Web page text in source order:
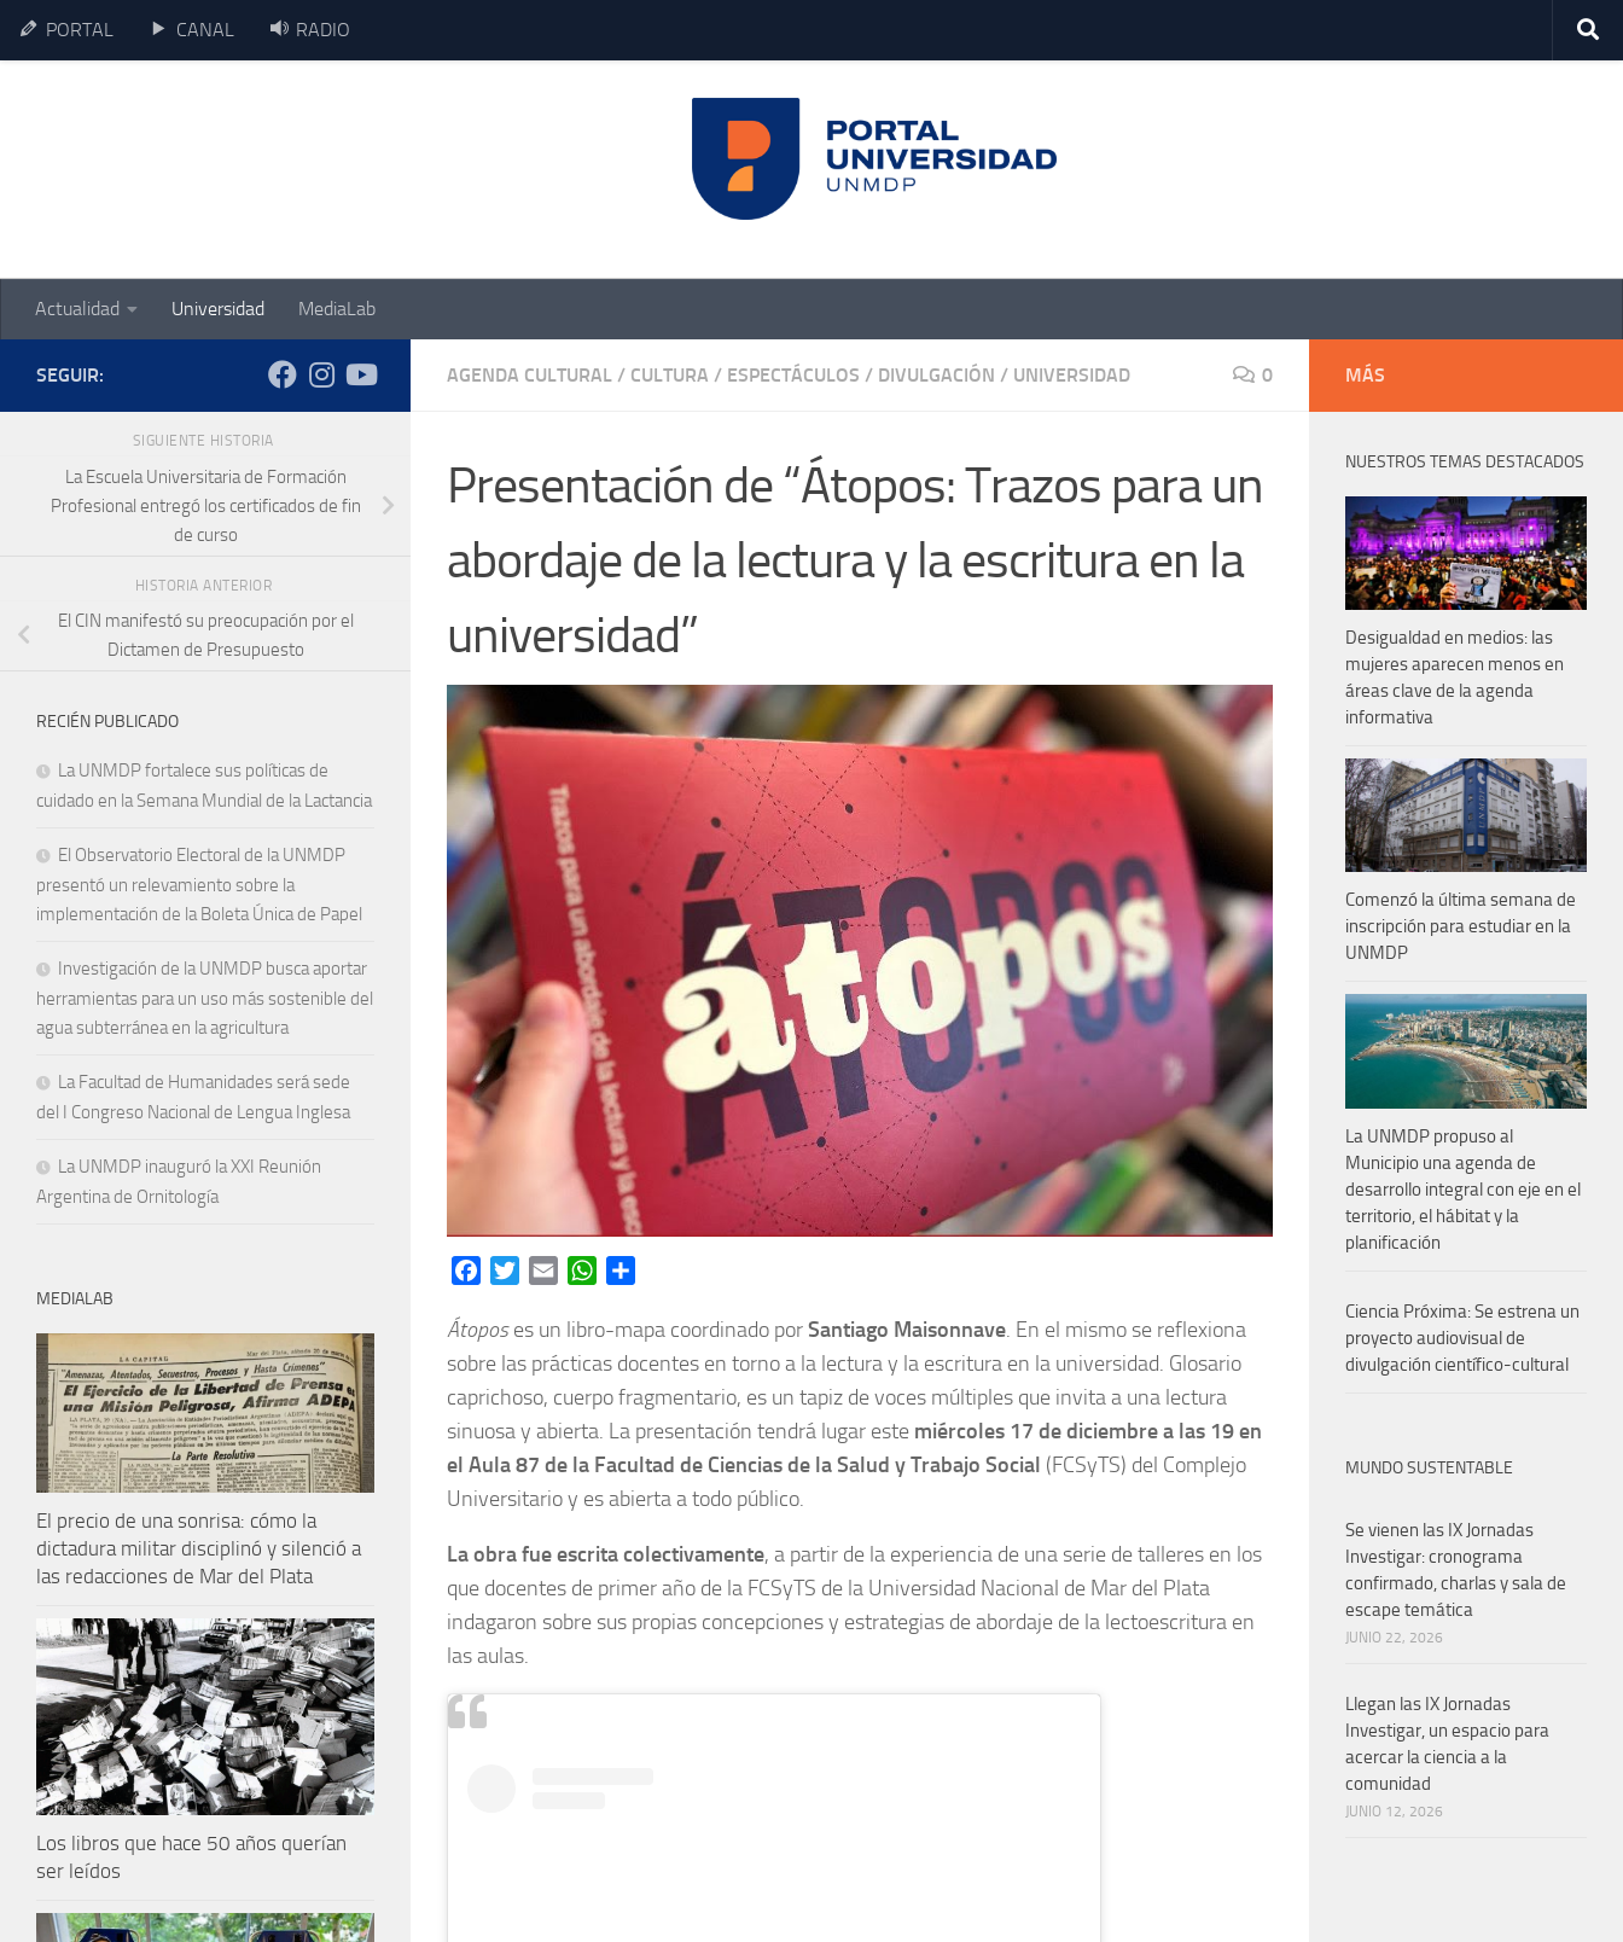
Skip to content
PORTAL CANAL RADIO
Actualidad Universidad MediaLab
AGENDA CULTURAL / CULTURA / ESPECTÁCULOS / DIVULGACIÓN / UNIVERSIDAD 0
Presentación de “Átopos: ­Trazos para un
abordaje de la lectura y la escritura en la
universidad”
FacebookTwitterEmail WhatsApp
Átoposes un libro-mapa coordinado porSantiago Maisonnave. En el mismo se reflexiona
sobre las prácticas docentes en torno a la lectura y la escritura en la universidad. Glosario
caprichoso, cuerpo fragmentario, es un tapiz de voces múltiples que invita a una lectura
sinuosa y abierta. La presentación tendrá lugar este miércoles 17 de diciembre a las 19 en
el Aula 87 de la Facultad de Ciencias de la Salud y Trabajo Social (FCSyTS) del Complejo
Universitario y es abierta a todo público.
La obra fue escrita colectivamente, a partir de la experiencia de una serie de talleres en los
que docentes de primer año de la FCSyTS de la Universidad Nacional de Mar del Plata
indagaron sobre sus propias concepciones y estrategias de abordaje de la lectoescritura en
las aulas.
SEGUIR:
SIGUIENTE HISTORIA
La Escuela Universitaria de Formación
Profesional entregó los certificados de fin
de curso
HISTORIA ANTERIOR
El CIN manifestó su preocupación por el
Dictamen de Presupuesto
RECIÉN PUBLICADO
La UNMDP fortalece sus políticas de
cuidado en la Semana Mundial de la Lactancia
El Observatorio Electoral de la UNMDP
presentó un relevamiento sobre la
implementación de la Boleta Única de Papel
Investigación de la UNMDP busca aportar
herramientas para un uso más sostenible del
agua subterránea en la agricultura
La Facultad de Humanidades será sede
del I Congreso Nacional de Lengua Inglesa
La UNMDP inauguró la XXI Reunión
Argentina de Ornitología
MEDIALAB
El precio de una sonrisa: cómo la
dictadura militar disciplinó y silenció a
las redacciones de Mar del Plata
Los libros que hace 50 años querían
ser leídos
MÁS
NUESTROS TEMAS DESTACADOS
Desigualdad en medios: las
mujeres aparecen menos en
áreas clave de la agenda
informativa
Comenzó la última semana de
inscripción para estudiar en la
UNMDP
La UNMDP propuso al
Municipio una agenda de
desarrollo integral con eje en el
territorio, el hábitat y la
planificación
Ciencia Próxima: Se estrena un
proyecto audiovisual de
divulgación científico-cultural
MUNDO SUSTENTABLE
Se vienen las IX Jornadas
Investigar: cronograma
confirmado, charlas y sala de
escape temática
JUNIO 22, 2026
Llegan las IX Jornadas
Investigar, un espacio para
acercar la ciencia a la
comunidad
JUNIO 12, 2026